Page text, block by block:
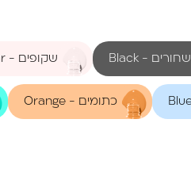
שחורים - Black שקופים - Clear
כתומים - Orange